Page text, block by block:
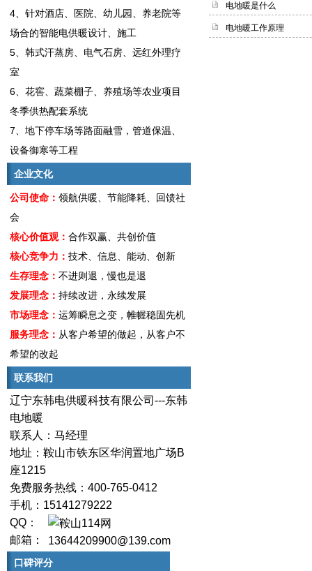
4、针对酒店、医院、幼儿园、养老院等
场合的智能电供暖设计、施工
5、韩式汗蒸房、电气石房、远红外理疗
室
6、花窖、蔬菜棚子、养殖场等农业项目
冬季供热配套系统
7、地下停车场等路面融雪，管道保温、
设备御寒等工程
企业文化
公司使命： 领航供暖、节能降耗、回馈社
会
核心价值观： 合作双赢、共创价值
核心竞争力： 技术、信息、能动、创新
生存理念： 不进则退，慢也是退
发展理念： 持续改进，永续发展
市场理念： 运筹瞬息之变，帷幄稳固先机
服务理念： 从客户希望的做起，从客户不
希望的改起
联系我们
辽宁东韩电供暖科技有限公司---东韩
电地暖
联系人：马经理
地址：鞍山市铁东区华润置地广场B
座1215
免费服务热线：400-765-0412
手机：15141279222
QQ：
邮箱：
13644209900@139.com
口碑评分
电地暖是什么
电地暖工作原理